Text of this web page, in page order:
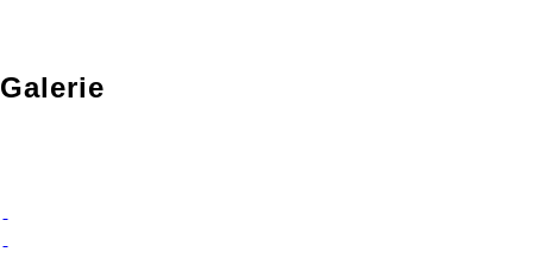
Galerie